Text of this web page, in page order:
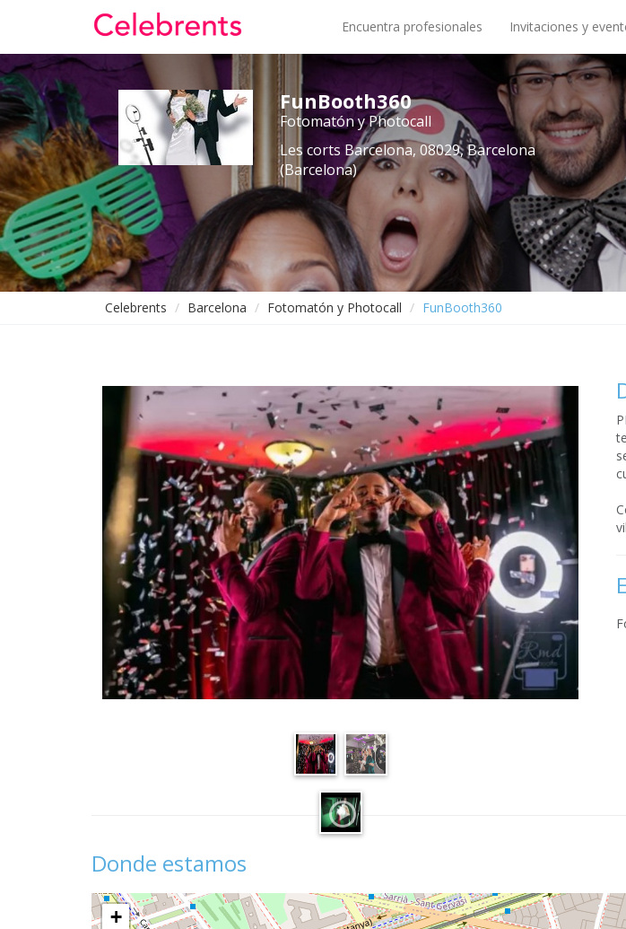
Encuentra profesionales Invitaciones y
FunBooth360
Fotomatón y Photocall
Les corts Barcelona, 08029, Barcelona
(Barcelona)
Celebrents Barcelona Fotomatón y Photocall FunBooth360
Donde estamos
+